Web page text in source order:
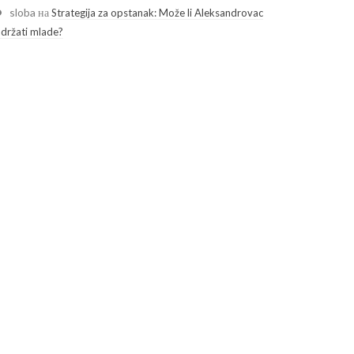
sloba наStrategija za opstanak: Može li Aleksandrovac
mlade?